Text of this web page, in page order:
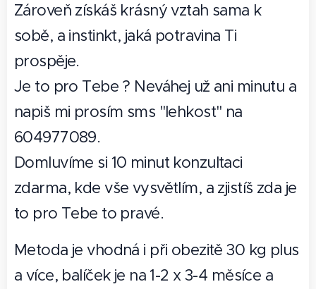
Zároveň získáš krásný vztah sama k
sobě, a instinkt, jaká potravina Ti
prospěje.
Je to pro Tebe ? Neváhej už ani minutu a
napiš mi prosím sms "lehkost" na
604977089.
Domluvíme si 10 minut konzultaci
zdarma, kde vše vysvětlím, a zjistíš zda je
to pro Tebe to pravé.
Metoda je vhodná i při obezitě 30 kg plus
a více, balíček je na 1-2 x 3-4 měsíce a